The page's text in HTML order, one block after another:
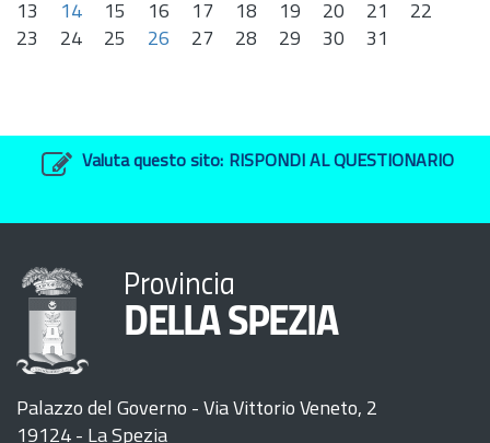
13
14 15 16 17 18 19 20 21
22
23
24 25 26 27 28 29 30 31
Valuta questo sito: RISPONDI AL QUESTIONARIO
Provincia
DELLA SPEZIA
Palazzo del Governo - Via Vittorio Veneto, 2
19124 - La Spezia